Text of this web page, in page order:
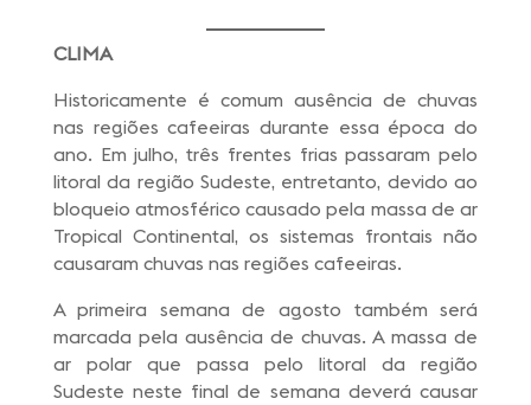
CLIMA
Historicamente é comum ausência de chuvas
nas regiões cafeeiras durante essa época do
ano. Em julho, três frentes frias passaram pelo
litoral da região Sudeste, entretanto, devido ao
bloqueio atmosférico causado pela massa de ar
Tropical Continental, os sistemas frontais não
causaram chuvas nas regiões cafeeiras.
A primeira semana de agosto também será
marcada pela ausência de chuvas. A massa de
ar polar que passa pelo litoral da região
Sudeste neste final de semana deverá causar